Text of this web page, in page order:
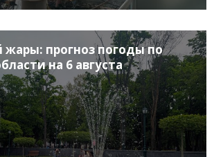
жары: прогноз погоды по
на 6 августа